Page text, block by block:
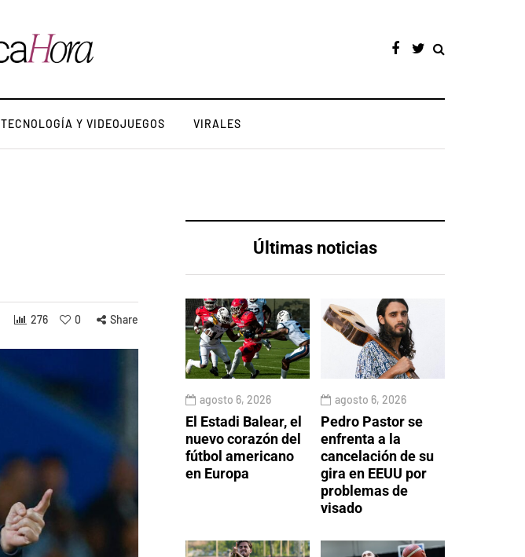
TECNOLOGÍA Y VIDEOJUEGOS VIRALES
276 0 Share
Últimas noticias
agosto 6, 2026
El Estadi Balear, el
nuevo corazón del
fútbol americano
en Europa
agosto 6, 2026
Pedro Pastor se
enfrenta a la
cancelación de su
gira en EEUU por
problemas de
visado